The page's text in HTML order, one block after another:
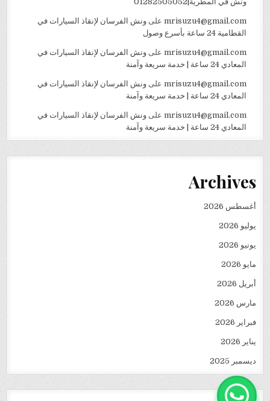
mrisuzu4@gmail.comعلى ونش الفرسان لإنقاذ السيارات في
القطامية 24 ساعة بأسرع وصول
mrisuzu4@gmail.comعلى ونش الفرسان لإنقاذ السيارات في
المعادي 24 ساعة | خدمة سريعة وآمنة
mrisuzu4@gmail.comعلى ونش الفرسان لإنقاذ السيارات في
المعادي 24 ساعة | خدمة سريعة وآمنة
mrisuzu4@gmail.comعلى ونش الفرسان لإنقاذ السيارات في
المعادي 24 ساعة | خدمة سريعة وآمنة
Archives
أغسطس 2026
يوليو 2026
يونيو 2026
مايو 2026
أبريل 2026
مارس 2026
فبراير 2026
يناير 2026
ديسمبر 2025